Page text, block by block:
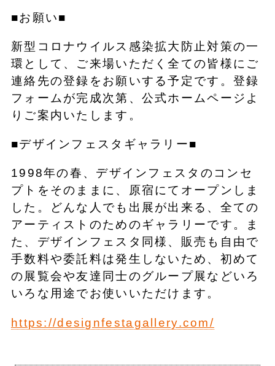
■お願い■
新型コロナウイルス感染拡大防止対策の一
環として、ご来場いただく全ての皆様にご
連絡先の登録をお願いする予定です。登録
フォームが完成次第、公式ホームページよ
りご案内いたします。
■デザインフェスタギャラリー■
1998年の春、デザインフェスタのコンセ
プトをそのままに、原宿にてオープンしま
した。どんな人でも出展が出来る、全ての
アーティストのためのギャラリーです。ま
た、デザインフェスタ同様、販売も自由で
手数料や委託料は発生しないため、初めて
の展覧会や友達同士のグループ展などいろ
いろな用途でお使いいただけます。
https://designfestagallery.com/